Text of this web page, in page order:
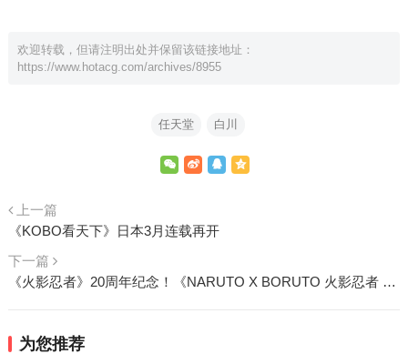
欢迎转载，但请注明出处并保留该链接地址：
https://www.hotacg.com/archives/8955
任天堂 白川
上一篇
《KOBO看天下》日本3月连载再开
下一篇
《火影忍者》20周年纪念！《NARUTO X BORUTO 火影忍者 终极风暴羁绊》 2023年发售
为您推荐